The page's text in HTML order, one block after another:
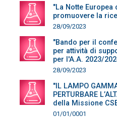
"La Notte Europea
promuovere la
28/09/2023
"Bando per il
per attività di
per l'A.A. 2023/
28/09/2023
"IL LAMPO
PERTURBARE
della Missione
01/01/0001